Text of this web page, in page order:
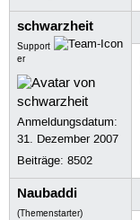
schwarzheit
Support
er
Anmeldungsdatum:
31. Dezember 2007
Beiträge:8502
Naubaddi
(Themenstarter)